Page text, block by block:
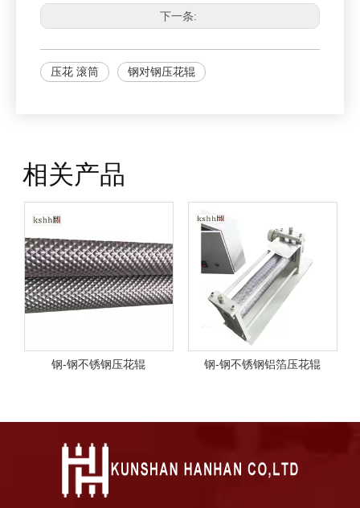
下一条:
压花 滚筒 钢对钢压花辊
相关产品
钢-钢不锈钢压花辊 钢-钢不锈钢铝箔压花辊